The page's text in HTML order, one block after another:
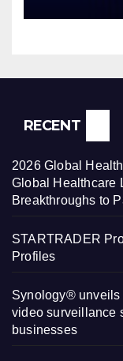
RECENT
2026 Global
Global Healthcare
Breakthroughs to
STARTRADER
Profiles
Synology® unveils
video surveillance
businesses